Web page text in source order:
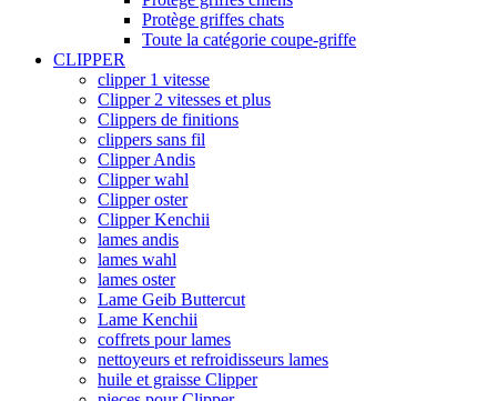
Protège griffes chats
Toute la catégorie coupe-griffe
CLIPPER
clipper 1 vitesse
Clipper 2 vitesses et plus
Clippers de finitions
clippers sans fil
Clipper Andis
Clipper wahl
Clipper oster
Clipper Kenchii
lames andis
lames wahl
lames oster
Lame Geib Buttercut
Lame Kenchii
coffrets pour lames
nettoyeurs et refroidisseurs lames
huile et graisse Clipper